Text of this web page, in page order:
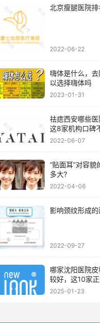
北京瘦腿医院排
2022-06-22
嗨体是什么，
以选择嗨体吗
2023-01-31
祛痣西安哪些医
这8家机构口碑
2022-06-07
“贴面耳”对容貌
多大?
2022-04-06
影响颈纹形成
2022-09-27
哪家沈阳医院
较好，这10家
得你看看
2025-01-23